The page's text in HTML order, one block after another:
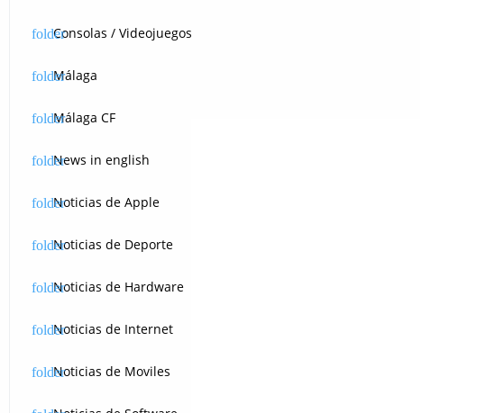
Consolas / Videojuegos
Málaga
Málaga CF
News in english
Noticias de Apple
Noticias de Deporte
Noticias de Hardware
Noticias de Internet
Noticias de Moviles